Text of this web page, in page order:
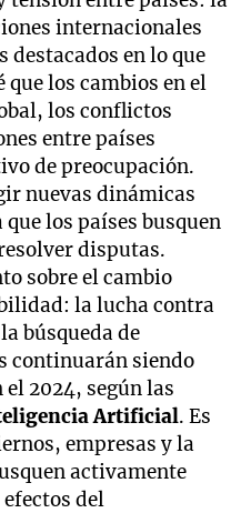
internacionales
destacados en lo que
que los cambios en el
los conflictos
entre países
de preocupación.
nuevas dinámicas
los países busquen
disputas.
sobre el cambio
la lucha contra
búsqueda de
continuarán siendo
2024, según las
Artificial. Es
empresas y la
activamente
del